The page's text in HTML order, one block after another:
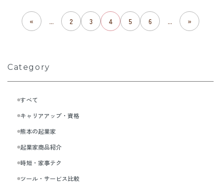
« ... 2 3 4 5 6 ... »
Category
すべて
キャリアアップ・資格
熊本の起業家
起業家商品紹介
時短・家事テク
ツール・サービス比較